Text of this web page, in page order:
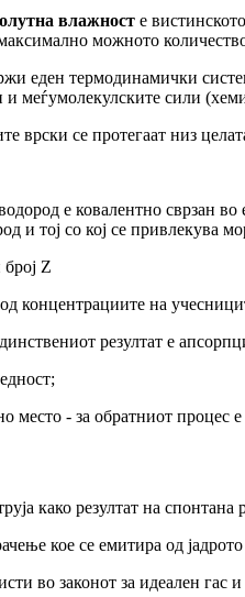
влажност е
можното
еден термодинамички
меѓумолекулските сили
врски се протегаат низ
е ковалентно сврзан
и тој со кој се привлекува
број Z
од концентрациите на
резултат е
- за обратниот процес
како резултат на спонтана
кое се емитира од
во законот за идеален